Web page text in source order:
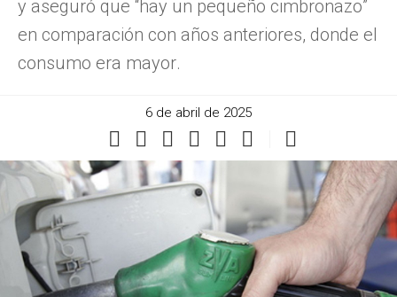
y aseguró que “hay un pequeño cimbronazo”
en comparación con años anteriores, donde el
consumo era mayor.
6 de abril de 2025